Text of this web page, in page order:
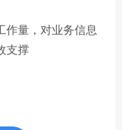
作量，对业务信息
支撑